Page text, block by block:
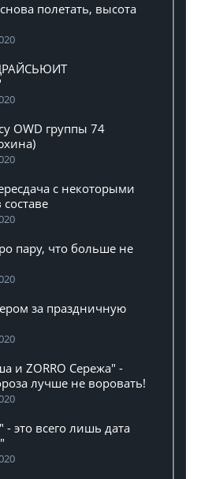
полетать, высота
OWD группы 74
с некоторыми
пару, что больше не
за праздничную
и ZORRO Сережа" -
лучше не воровать!
это всего лишь дата